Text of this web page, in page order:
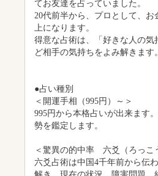
キリすると好評です。
本当の自分を行きたいと願う
たとき・・・
占いで解決のヒントを見つけ
◆ 桃子先生
幼少時代から、目に見えない
小学生の頃から手相の本を自
てお友達を占っていました。
上になります。
得意な占術は、「好きな人の
ど相手の気持ちをよみ解きます